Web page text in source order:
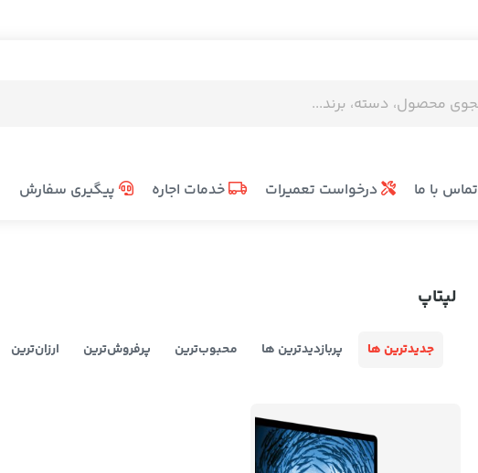
تماس با ما درخواست تعمیرات خدمات اجاره پیگیری سفارش
لپتاپ
جدیدترین ها پربازدیدترین ها محبوب‌‌ترین پرفروش‌ترین ارزان‌ترین